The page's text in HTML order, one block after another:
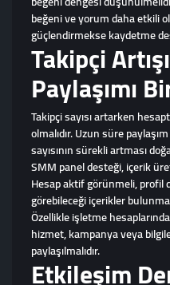
beğeni ve yorum daha etkili
güçlendirmekse kaydetme
Takipçi
Paylaşımı
Takipçi sayısı artarken
olmalıdır. Uzun süre
sayısının sürekli artması
SMM panel desteği, içerik
Hesap aktif görünmeli, profil
görebileceği içerikler
Özellikle işletme
hizmet, kampanya veya
paylaşılmalıdır.
Etkileşim